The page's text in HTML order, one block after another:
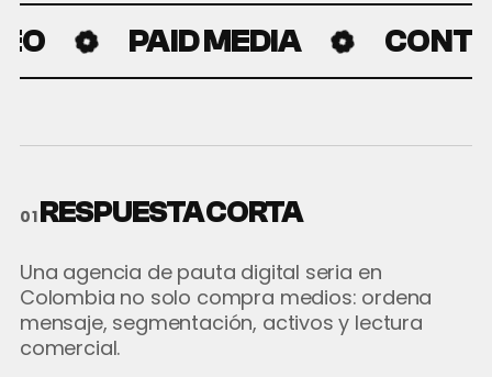
PAID MEDIA
01RESPUESTA CORTA
Una agencia de pauta digital seria en
Colombia no solo compra medios: ordena
mensaje, segmentación, activos y lectura
comercial.